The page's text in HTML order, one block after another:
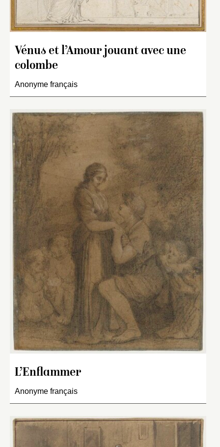
Vénus et l’Amour jouant avec une
colombe
Anonyme français
L’Enflammer
Anonyme français